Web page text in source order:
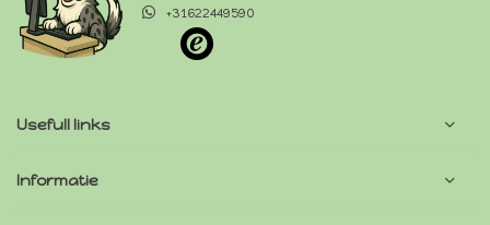
+31622449590
Usefull links
Informatie